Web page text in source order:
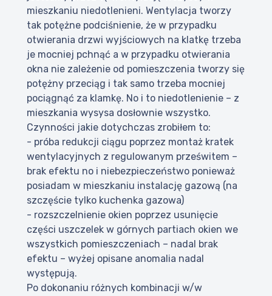
mieszkaniu niedotlenieni. Wentylacja tworzy
tak potężne podciśnienie, że w przypadku
otwierania drzwi wyjściowych na klatkę trzeba
je mocniej pchnąć a w przypadku otwierania
okna nie zależenie od pomieszczenia tworzy się
potężny przeciąg i tak samo trzeba mocniej
pociągnąć za klamkę. No i to niedotlenienie – z
mieszkania wysysa dosłownie wszystko.
Czynności jakie dotychczas zrobiłem to:
- próba redukcji ciągu poprzez montaż kratek
wentylacyjnych z regulowanym prześwitem –
brak efektu no i niebezpieczeństwo ponieważ
posiadam w mieszkaniu instalację gazową (na
szczęście tylko kuchenka gazowa)
- rozszczelnienie okien poprzez usunięcie
części uszczelek w górnych partiach okien we
wszystkich pomieszczeniach – nadal brak
efektu – wyżej opisane anomalia nadal
występują.
Po dokonaniu różnych kombinacji w/w